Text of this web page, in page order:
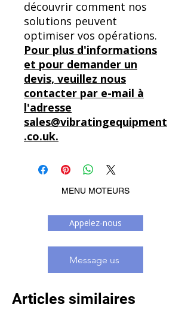
découvrir comment nos
solutions peuvent
optimiser vos opérations.
Pour plus d'informations
et pour demander un
devis, veuillez nous
contacter par e-mail à
l'adresse
sales@vibratingequipment
.co.uk.
MENU MOTEURS
Appelez-nous
Message us
Articles similaires